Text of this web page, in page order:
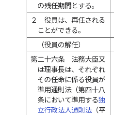
の残任期間とする。
２
役員は、再任される
ことができる。
（役員の解任）
第二十六条
法務大臣又
は理事長は、それぞれ
その任命に係る役員が
準用通則法（第四十八
条において準用する独
立行政法人通則法（平